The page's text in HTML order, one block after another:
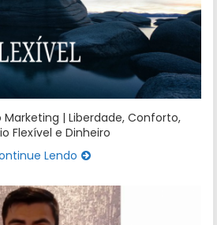
Marketing | Liberdade, Conforto,
Flexível e Dinheiro
Lendo